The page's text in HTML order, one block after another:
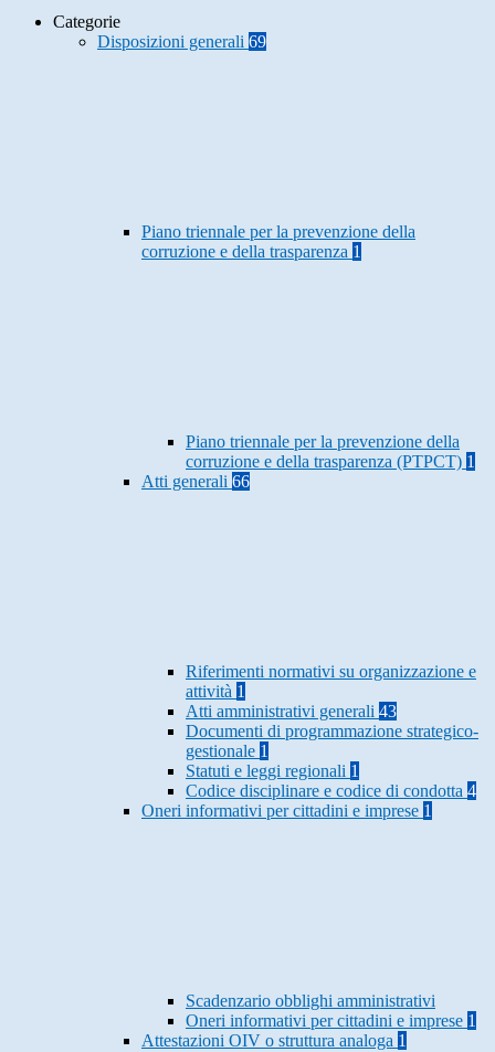
Categorie
Disposizioni generali 69
Piano triennale per la prevenzione della
corruzione e della trasparenza 1
Piano triennale per la prevenzione della
corruzione e della trasparenza (PTPCT) 1
Atti generali 66
Riferimenti normativi su organizzazione e
attività 1
Atti amministrativi generali 43
Documenti di programmazione strategico-
gestionale 1
Statuti e leggi regionali 1
Codice disciplinare e codice di condotta 4
Oneri informativi per cittadini e imprese 1
Scadenzario obblighi amministrativi
Oneri informativi per cittadini e imprese 1
Attestazioni OIV o struttura analoga 1